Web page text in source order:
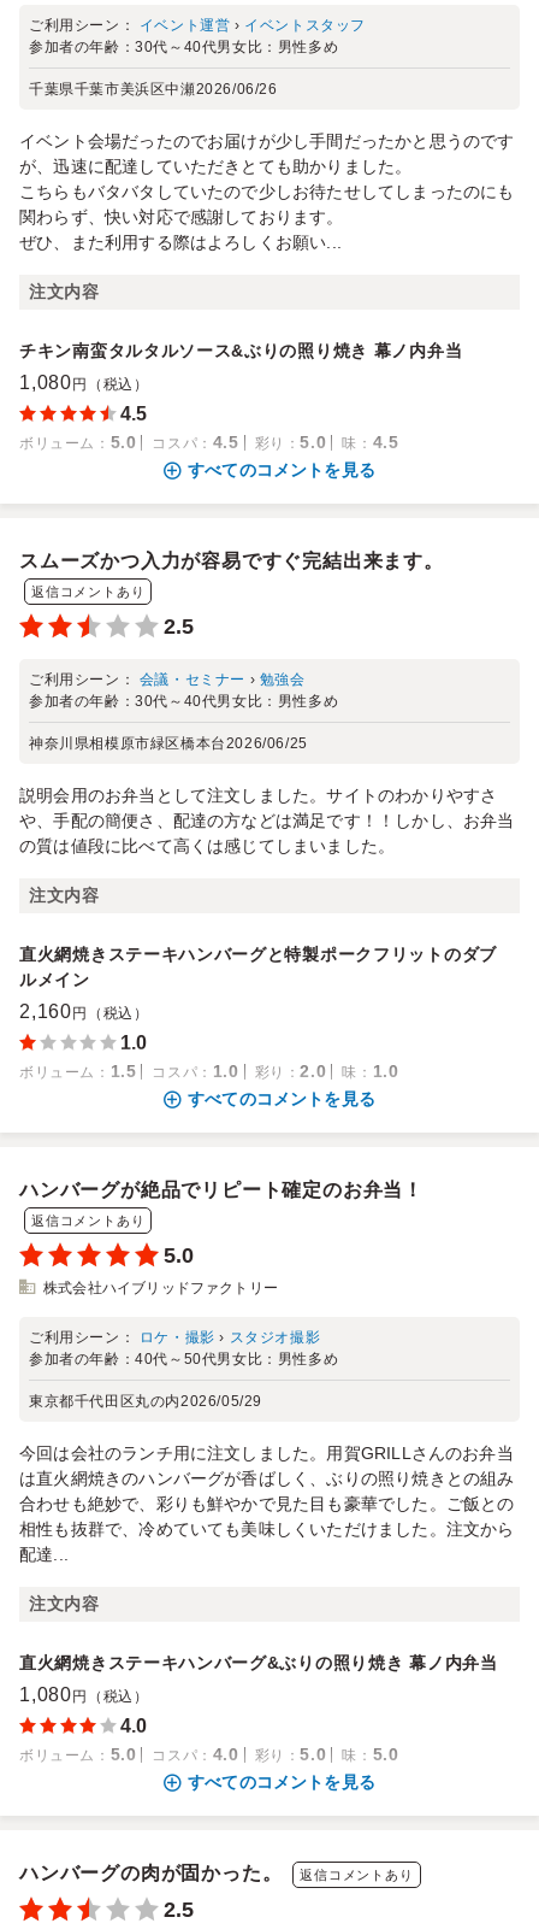
ご利用シーン： イベント運営 › イベントスタッフ
参加者の年齢：30代～40代男女比： 男性多め
千葉県千葉市美浜区中瀬2026/06/26
イベント会場だったのでお届けが少し手間だったかと思うのです
が、迅速に配達していただきとても助かりました。
こちらもバタバタしていたので少しお待たせしてしまったのにも
関わらず、快い対応で感謝しております。
ぜひ、また利用する際はよろしくお願い...
注文内容
チキン南蛮タルタルソース&ぶりの照り焼き 幕ノ内弁当
1,080 円（税込）
4.5
ボリューム ： 5.0 コスパ ： 4.5 彩り ：5.0 味 ： 4.5
すべてのコメントを見る
スムーズかつ入力が容易ですぐ完結出来ます。
返信コメントあり
2.5
ご利用シーン： 会議・セミナー › 勉強会
参加者の年齢：30代～40代男女比： 男性多め
神奈川県相模原市緑区橋本台2026/06/25
説明会用のお弁当として注文しました。サイトのわかりやすさ
や、手配の簡便さ、配達の方などは満足です！！しかし、お弁当
の質は値段に比べて高くは感じてしまいました。
注文内容
直火網焼きステーキハンバーグと特製ポークフリットのダブ
ルメイン
2,160 円（税込）
1.0
ボリューム ： 1.5 コスパ ： 1.0 彩り ：2.0 味 ： 1.0
すべてのコメントを見る
ハンバーグが絶品でリピート確定のお弁当！
返信コメントあり
5.0
株式会社ハイブリッドファクトリー
ご利用シーン： ロケ・撮影 › スタジオ撮影
参加者の年齢：40代～50代男女比： 男性多め
東京都千代田区丸の内2026/05/29
今回は会社のランチ用に注文しました。用賀GRILLさんのお弁当
は直火網焼きのハンバーグが香ばしく、ぶりの照り焼きとの組み
合わせも絶妙で、彩りも鮮やかで見た目も豪華でした。ご飯との
相性も抜群で、冷めていても美味しくいただけました。注文から
配達...
注文内容
直火網焼きステーキハンバーグ&ぶりの照り焼き 幕ノ内弁当
1,080 円（税込）
4.0
ボリューム ： 5.0 コスパ ： 4.0 彩り ：5.0 味 ： 5.0
すべてのコメントを見る
ハンバーグの肉が固かった。 返信コメントあり
2.5